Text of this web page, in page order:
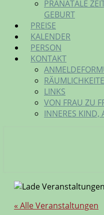
PRÄNATALE
GEBURT
PREISE
KALENDER
PERSON
KONTAKT
LINKS
VON FRAU ZU
INNERES KIND,
« Alle Veranstaltungen